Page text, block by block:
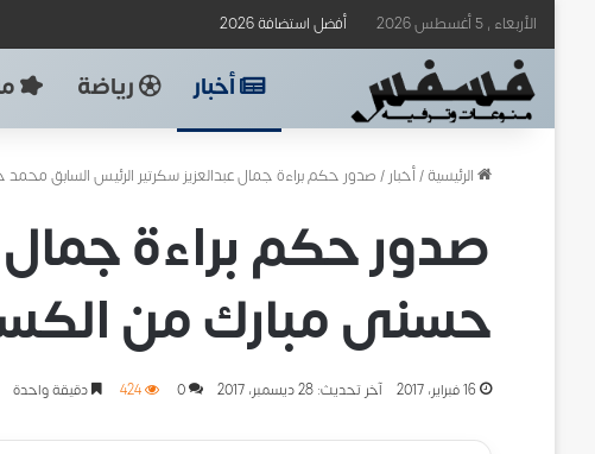
الأربعاء , 5 أغسطس 2026 أفضل استضافة 2026
أخبار رياضة
الرئيسية/أخبار/صدور حكم براءة جمال عبدالعزيز سكرتير الرئيس السابق
صدور حكم براءة
حسنى مبارك من
16 فبراير، 2017 آخر تحديث: 28 ديسمبر، 2017 0
424 دقيقة واحدة